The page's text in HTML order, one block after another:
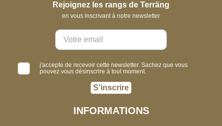
Rejoignez les rangs de Terräng
en vous inscrivant à notre newsletter
j'accepte de recevoir cette newsletter. Sachez que vous
pouvez vous désinscrire à tout moment.
S'inscrire
INFORMATIONS